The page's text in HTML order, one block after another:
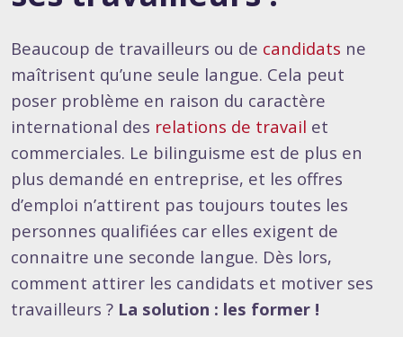
Beaucoup de travailleurs ou de candidats ne
maîtrisent qu’une seule langue. Cela peut
poser problème en raison du caractère
international des relations de travail et
commerciales. Le bilinguisme est de plus en
plus demandé en entreprise, et les offres
d’emploi n’attirent pas toujours toutes les
personnes qualifiées car elles exigent de
connaitre une seconde langue. Dès lors,
comment attirer les candidats et motiver ses
travailleurs ? La solution : les former !